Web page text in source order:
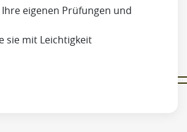
Ihre eigenen Prüfungen und
sie mit Leichtigkeit